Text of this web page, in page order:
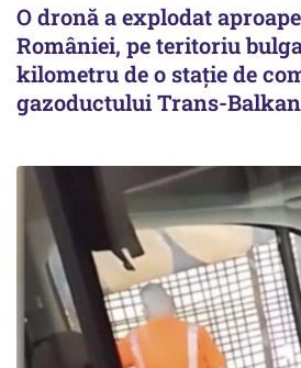
O dronă a explodat
României, pe teritoriu
kilometru de o stație de
gazoductului Trans-